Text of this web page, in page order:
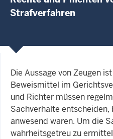
Strafverfahren
Die Aussage von Zeugen
Beweismittel im
und Richter müssen
Sachverhalte
anwesend waren. Um die
wahrheitsgetreu zu